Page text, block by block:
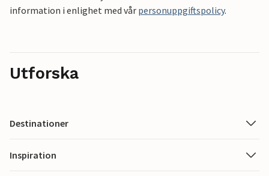
information i enlighet med vår personuppgiftspolicy.
Utforska
Destinationer
Inspiration